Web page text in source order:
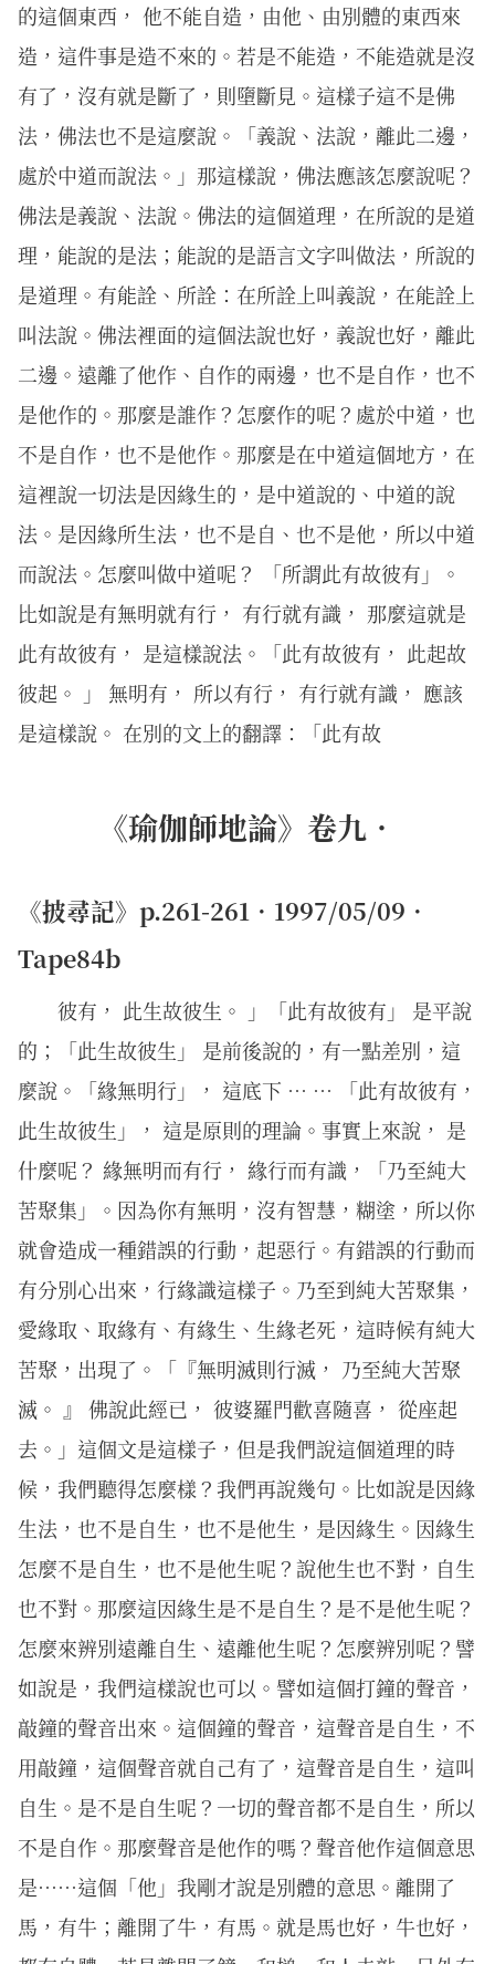
的這個東西， 他不能自造，由他、由別體的東西來
造，這件事是造不來的。若是不能造，不能造就是沒
有了，沒有就是斷了，則墮斷見。這樣子這不是佛
法，佛法也不是這麼說。「義說、法說，離此二邊，
處於中道而說法。」那這樣說，佛法應該怎麼說呢？
佛法是義說、法說。佛法的這個道理，在所說的是道
理，能說的是法；能說的是語言文字叫做法，所說的
是道理。有能詮、所詮：在所詮上叫義說，在能詮上
叫法說。佛法裡面的這個法說也好，義說也好，離此
二邊。遠離了他作、自作的兩邊，也不是自作，也不
是他作的。那麼是誰作？怎麼作的呢？處於中道，也
不是自作，也不是他作。那麼是在中道這個地方，在
這裡說一切法是因緣生的，是中道說的、中道的說
法。是因緣所生法，也不是自、也不是他，所以中道
而說法。怎麼叫做中道呢？ 「所謂此有故彼有」。
比如說是有無明就有行， 有行就有識， 那麼這就是
此有故彼有， 是這樣說法。「此有故彼有， 此起故
彼起。 」 無明有， 所以有行， 有行就有識， 應該
是這樣說。 在別的文上的翻譯：「此有故
《瑜伽師地論》卷九．
《披尋記》p.261-261．1997/05/09．
Tape84b
彼有， 此生故彼生。 」「此有故彼有」 是平說
的；「此生故彼生」 是前後說的，有一點差別，這
麼說。「緣無明行」， 這底下 … … 「此有故彼有，
此生故彼生」， 這是原則的理論。事實上來說， 是
什麼呢？ 緣無明而有行， 緣行而有識，「乃至純大
苦聚集」。因為你有無明，沒有智慧，糊塗，所以你
就會造成一種錯誤的行動，起惡行。有錯誤的行動而
有分別心出來，行緣識這樣子。乃至到純大苦聚集，
愛緣取、取緣有、有緣生、生緣老死，這時候有純大
苦聚，出現了。「『無明滅則行滅， 乃至純大苦聚
滅。 』 佛說此經已， 彼婆羅門歡喜隨喜， 從座起
去。」這個文是這樣子，但是我們說這個道理的時
候，我們聽得怎麼樣？我們再說幾句。比如說是因緣
生法，也不是自生，也不是他生，是因緣生。因緣生
怎麼不是自生，也不是他生呢？說他生也不對，自生
也不對。那麼這因緣生是不是自生？是不是他生呢？
怎麼來辨別遠離自生、遠離他生呢？怎麼辨別呢？譬
如說是，我們這樣說也可以。譬如這個打鐘的聲音，
敲鐘的聲音出來。這個鐘的聲音，這聲音是自生，不
用敲鐘，這個聲音就自己有了，這聲音是自生，這叫
自生。是不是自生呢？一切的聲音都不是自生，所以
不是自作。那麼聲音是他作的嗎？聲音他作這個意思
是……這個「他」我剛才說是別體的意思。離開了
馬，有牛；離開了牛，有馬。就是馬也好，牛也好，